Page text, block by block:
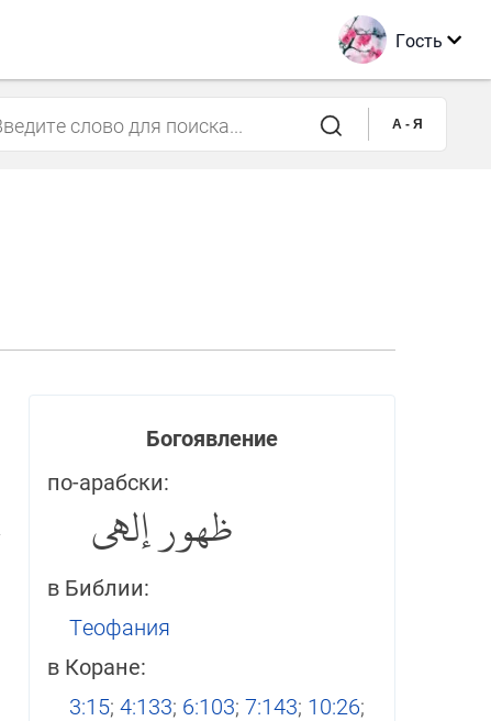
Гость
A - Я
Богоявление
по-арабски:
ظهور إلهي
в Библии:
Теофания
в Коране:
3:15; 4:133; 6:103; 7:143; 10:26;